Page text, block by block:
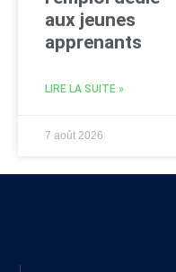
aux jeunes
apprenants
LIRE LA SUITE »
7 août 2026